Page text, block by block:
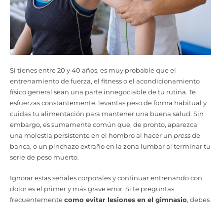
Si tienes entre 20 y 40 años, es muy probable que el
entrenamiento de fuerza, el fitness o el acondicionamiento
físico general sean una parte innegociable de tu rutina. Te
esfuerzas constantemente, levantas peso de forma habitual y
cuidas tu alimentación para mantener una buena salud. Sin
embargo, es sumamente común que, de pronto, aparezca
una molestia persistente en el hombro al hacer un pressde
banca, o un pinchazo extraño en la zona lumbar al terminar tu
serie de peso muerto.
Ignorar estas señales corporales y continuar entrenando con
dolor es el primer y más grave error. Si te preguntas
frecuentementecomo evitar lesiones en el gimnasio, debes